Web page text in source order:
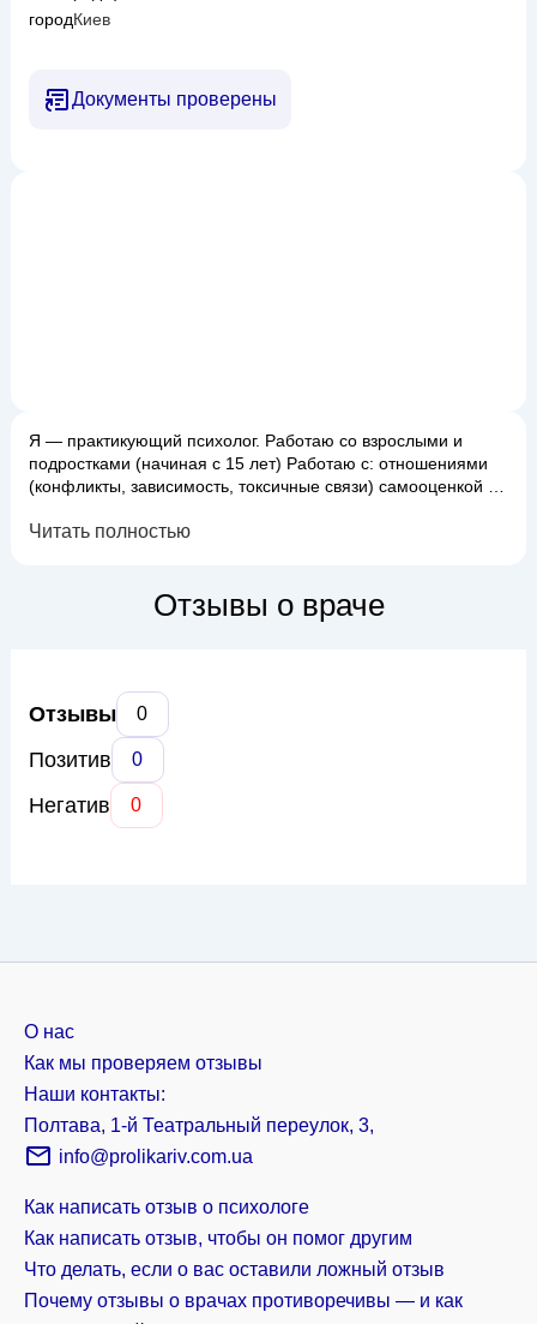
городКиев
Документы проверены
Я — практикующий психолог. Работаю со взрослыми и
подростками (начиная с 15 лет) Работаю с: отношениями
(конфликты, зависимость, токсичные связи) самооценкой и
тревожностью и паническими атаками депрессивными
мыслями и поведенческими паттернами Ис...
Читать полностью
Отзывы о враче
Отзывы 0
Позитив 0
Негатив 0
О нас
Как мы проверяем отзывы
Наши контакты:
Полтава, 1-й Театральный переулок, 3,
info@prolikariv.com.ua
Как написать отзыв о психологе
Как написать отзыв, чтобы он помог другим
Что делать, если о вас оставили ложный отзыв
Почему отзывы о врачах противоречивы — и как